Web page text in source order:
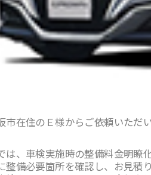
市在住のＥ様からご依頼いただ
は、車検実施時の整備料金明瞭
整備必要箇所を確認し、お見積